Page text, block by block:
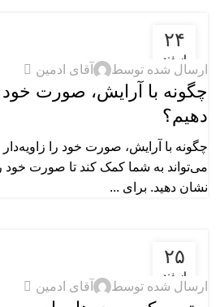
۲۴
اسفند
آموزش‌های آرایشی
ارسال شده توسط آقای ادمین
چگونه با آرایش، صورت خود
دهیم؟
چگونه با آرایش، صورت خود را
می‌تواند به شما کمک کند تا صورت خود
نشان دهید. برای ...
۲۵
اسفند
معرفی محصولات آرایشی
ارسال شده توسط آقای ادمین